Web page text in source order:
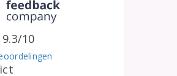
9.3/10